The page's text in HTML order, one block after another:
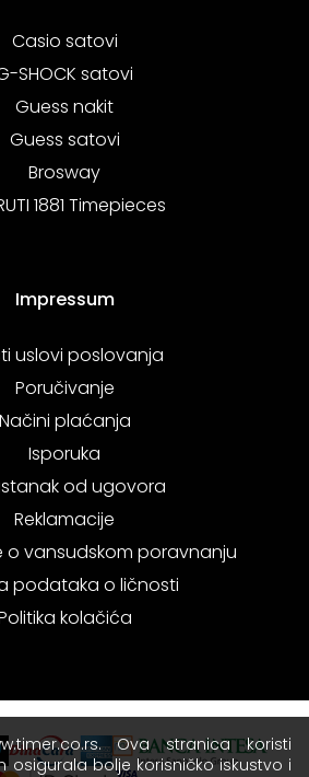
Casio satovi
SHOCK satovi
Guess nakit
Guess satovi
Brosway
1881 Timepieces
Impressum
uslovi poslovanja
Poručivanje
Načini plaćanja
Isporuka
od ugovora
Reklamacije
o vansudskom poravnanju
podataka o ličnosti
kolačića
Ova stranica koristi
osigurala bolje korisničko iskustvo i